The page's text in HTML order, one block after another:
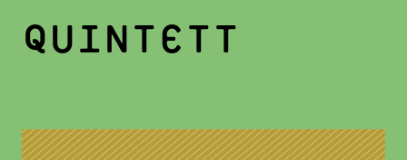
QUINTETT